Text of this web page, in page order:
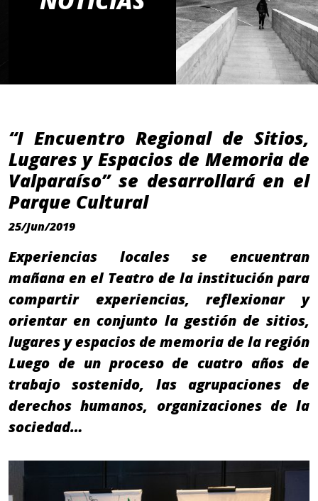
“I Encuentro Regional de Sitios,
Lugares y Espacios de Memoria de
Valparaíso” se desarrollará en el
Parque Cultural
25/Jun/2019
Experiencias locales se encuentran
mañana en el Teatro de la institución para
compartir experiencias, reflexionar y
orientar en conjunto la gestión de sitios,
lugares y espacios de memoria de la región
Luego de un proceso de cuatro años de
trabajo sostenido, las agrupaciones de
derechos humanos, organizaciones de la
sociedad…